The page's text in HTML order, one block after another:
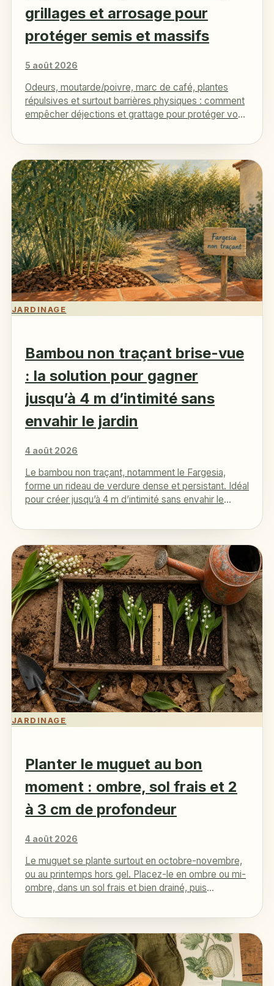
grillages et arrosage pour
protéger semis et massifs
5 août 2026
Odeurs, moutarde/poivre, marc de café, plantes
répulsives et surtout barrières physiques : comment
empêcher déjections et grattage pour protéger vos
JARDINAGE
Bambou non traçant brise-vue
: la solution pour gagner
jusqu’à 4 m d’intimité sans
envahir le jardin
4 août 2026
Le bambou non traçant, notamment le Fargesia,
forme un rideau de verdure dense et persistant. Idéal
pour créer jusqu’à 4 m d’intimité sans envahir le
JARDINAGE
Planter le muguet au bon
moment : ombre, sol frais et 2
à 3 cm de profondeur
4 août 2026
Le muguet se plante surtout en octobre-novembre,
ou au printemps hors gel. Placez-le en ombre ou mi-
ombre, dans un sol frais et bien drainé, puis